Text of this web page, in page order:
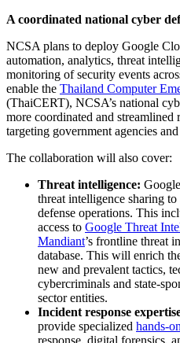
A coordinated national cyber
NCSA plans to deploy Google
automation, analytics, threat
monitoring of security events
enable the Thailand Computer
(ThaiCERT), NCSA’s national
more coordinated and streamlined
targeting government agencies and
The collaboration will also cover:
Threat intelligence:
threat intelligence sharing
defense operations. This
access to Google Threat
Mandiant’s frontline threat
database. This will enrich
new and prevalent tactics,
cybercriminals and state-
sector entities.
Incident response
provide specialized hands-
response, digital forensics,